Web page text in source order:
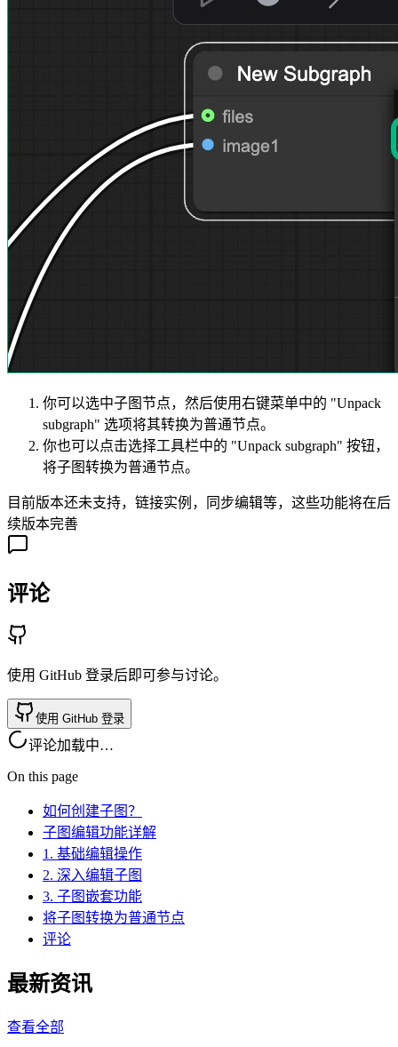
你可以选中子图节点，然后使用右键菜单中的 "Unpack
subgraph" 选项将其转换为普通节点。
你也可以点击选择工具栏中的 "Unpack subgraph" 按钮，
将子图转换为普通节点。
目前版本还未支持，链接实例，同步编辑等，这些功能将在后
续版本完善
评论
使用 GitHub 登录后即可参与讨论。
使用 GitHub 登录
评论加载中…
On this page
如何创建子图？
子图编辑功能详解
1. 基础编辑操作
2. 深入编辑子图
3. 子图嵌套功能
将子图转换为普通节点
评论
最新资讯
查看全部